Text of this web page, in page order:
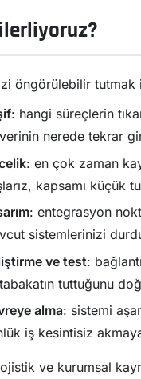
öngörülebilir
: hangi süreçlerin
nerede tekrar
: en çok zaman
kapsamı küçük
: entegrasyon
sistemlerinizi
ve test:
tuttuğunu
alma: sistemi
iş kesintisiz
ve kurumsal